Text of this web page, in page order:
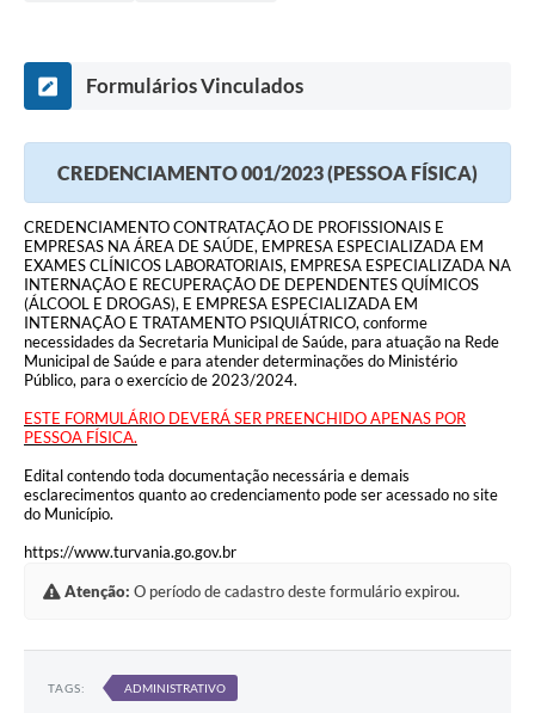
Formulários Vinculados
CREDENCIAMENTO 001/2023 (PESSOA FÍSICA)
CREDENCIAMENTO CONTRATAÇÃO DE PROFISSIONAIS E
EMPRESAS NA ÁREA DE SAÚDE, EMPRESA ESPECIALIZADA EM
EXAMES CLÍNICOS LABORATORIAIS, EMPRESA ESPECIALIZADA NA
INTERNAÇÃO E RECUPERAÇÃO DE DEPENDENTES QUÍMICOS
(ÁLCOOL E DROGAS), E EMPRESA ESPECIALIZADA EM
INTERNAÇÃO E TRATAMENTO PSIQUIÁTRICO, conforme
necessidades da Secretaria Municipal de Saúde, para atuação na Rede
Municipal de Saúde e para atender determinações do Ministério
Público, para o exercício de 2023/2024.
ESTE FORMULÁRIO DEVERÁ SER PREENCHIDO APENAS POR
PESSOA FÍSICA.
Edital contendo toda documentação necessária e demais
esclarecimentos quanto ao credenciamento pode ser acessado no site
do Município.
https://www.turvania.go.gov.br
Atenção: O período de cadastro deste formulário expirou.
TAGS: ADMINISTRATIVO